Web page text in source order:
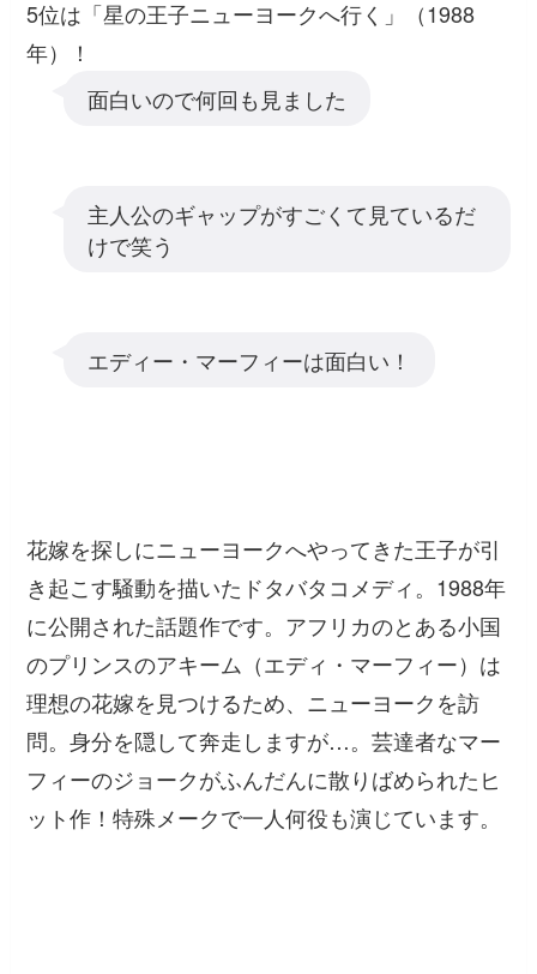
5位は「星の王子ニューヨークへ行く」（1988
年）！
面白いので何回も見ました
主人公のギャップがすごくて見ているだ
けで笑う
エディー・マーフィーは面白い！
花嫁を探しにニューヨークへやってきた王子が引
き起こす騒動を描いたドタバタコメディ。1988年
に公開された話題作です。アフリカのとある小国
のプリンスのアキーム（エディ・マーフィー）は
理想の花嫁を見つけるため、ニューヨークを訪
問。身分を隠して奔走しますが…。芸達者なマー
フィーのジョークがふんだんに散りばめられたヒ
ット作！特殊メークで一人何役も演じています。